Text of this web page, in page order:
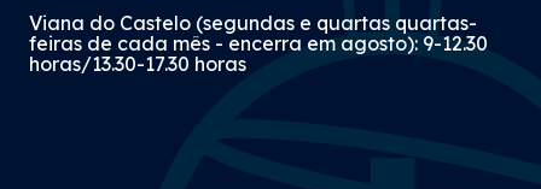
Viana do Castelo (segundas e quartas quartas-
feiras de cada mês - encerra em agosto): 9-12.30
horas/13.30-17.30 horas